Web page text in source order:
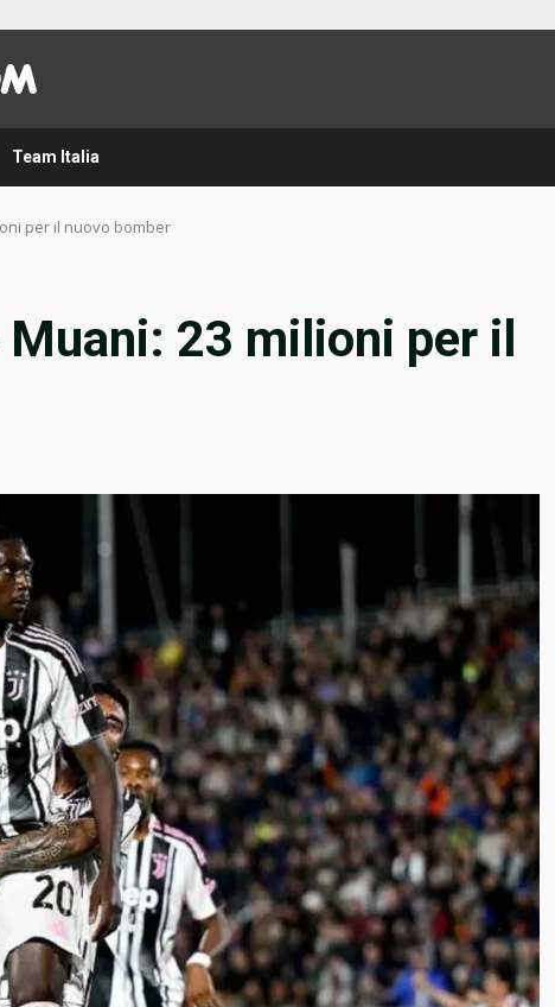
Team Italia
per il nuovo bomber
23 milioni per il